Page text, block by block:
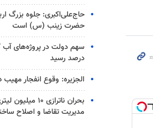
حاج‌علی‌اکبری: جلوه بزرگ
حضرت زینب (س) است
درصد رسید
الجزیره: وقوع انفجار
بحران ناترازی ۱۰
مدیریت تقاضا و اصلاح